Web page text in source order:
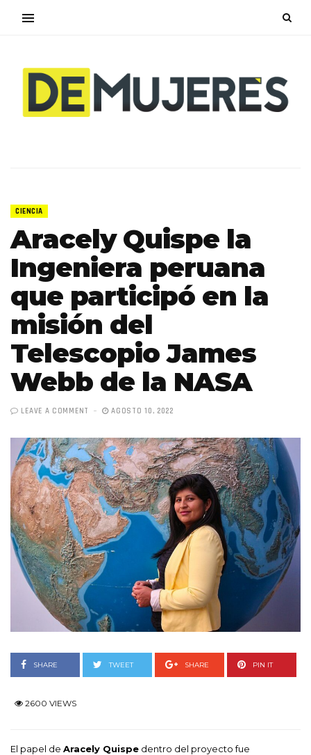
CIENCIA
Aracely Quispe la
Ingeniera peruana
que participó en la
misión del
Telescopio James
Webb de la NASA
LEAVE A COMMENT AGOSTO 10, 2022
SHARE TWEET SHARE PIN IT
2600 VIEWS
El papel de Aracely Quispe dentro del proyecto fue